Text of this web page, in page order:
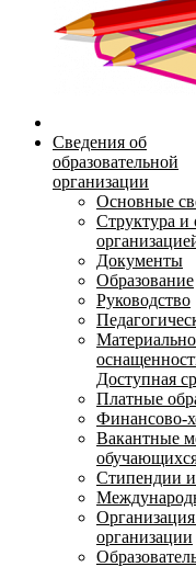
Сведения об
образовательной
организации
Основные
Структура и
Документы
Образование
Руководство
Доступная
Платные
Финансово-
Вакантные
Стипендии
организации